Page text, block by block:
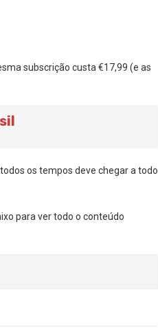
subscrição custa €17,99 (e as
os tempos deve chegar a todo
para ver todo o conteúdo